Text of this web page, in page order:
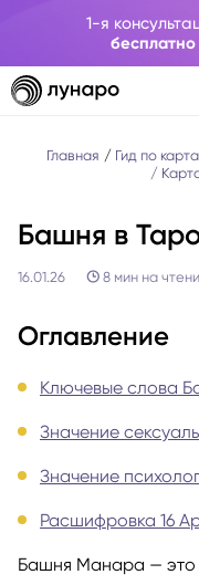
1-я
бесплатно
Главная Гид по
Башня в
16.01.26 8 мин на
Оглавление
Ключевые слова
Значение
Значение
Расшифровка 16
Башня Манара — это